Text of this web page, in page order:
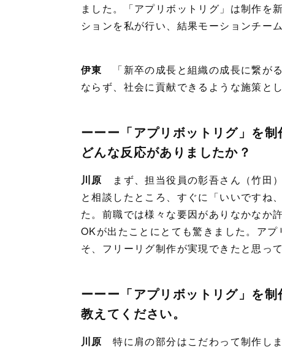
ました。「アプリボットリグ」は制作を
ションを私が行い、結果モーションチー
伊東 「新卒の成長と組織の成長に繋が
ならず、社会に貢献できるような施策と
ーーー「アプリボットリグ」を
どんな反応がありましたか？
川原 まず、担当役員の彰吾さん（竹田
と相談したところ、すぐに「いいですね
た。前職では様々な要因がありなかなか
OKが出たことにとても驚きました。ア
そ、フリーリグ制作が実現できたと思って
ーーー「アプリボットリグ」を
教えてください。
川原 特に肩の部分はこだわって制作し